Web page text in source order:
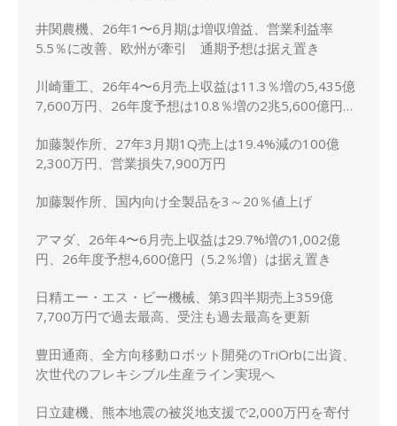
井関農機、26年1〜6月期は増収増益、営業利益率
5.5％に改善、欧州が牽引 通期予想は据え置き
川崎重工、26年4〜6月売上収益は11.3％増の5,435億
7,600万円、26年度予想は10.8％増の2兆5,600億円に
加藤製作所、27年3月期1Q売上は19.4%減の100億
2,300万円、営業損失7,900万円
加藤製作所、国内向け全製品を3～20％値上げ
アマダ、26年4〜6月売上収益は29.7%増の1,002億
円、26年度予想4,600億円（5.2％増）は据え置き
日精エー・エス・ビー機械、第3四半期売上359億
7,700万円で過去最高、受注も過去最高を更新
豊田通商、全方向移動ロボット開発のTriOrbに出資、
次世代のフレキシブル生産ライン実現へ
日立建機、熊本地震の被災地支援で2,000万円を寄付